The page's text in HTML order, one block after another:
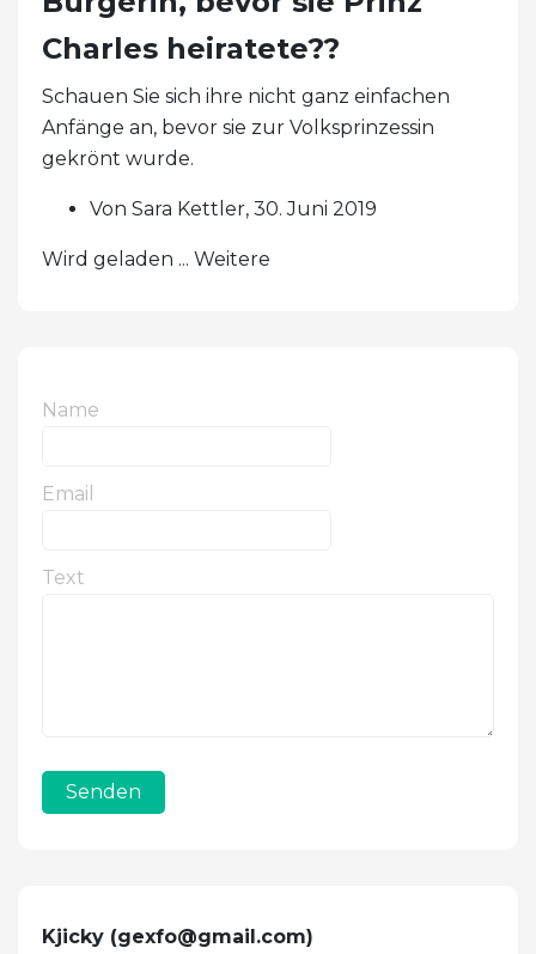
Charles heiratete??
Schauen Sie sich ihre nicht ganz einfachen
Anfänge an, bevor sie zur Volksprinzessin
gekrönt wurde.
Von Sara Kettler, 30. Juni 2019
Wird geladen ... Weitere
Name
Email
Text
Senden
Kjicky (gexfo@gmail.com)